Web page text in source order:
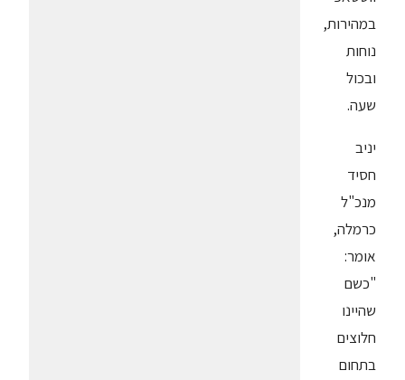
במהירות,
נוחות
ובכול
שעה.
יניב
חסיד
מנכ"ל
כרמלה,
אומר:
"כשם
שהיינו
חלוצים
בתחום